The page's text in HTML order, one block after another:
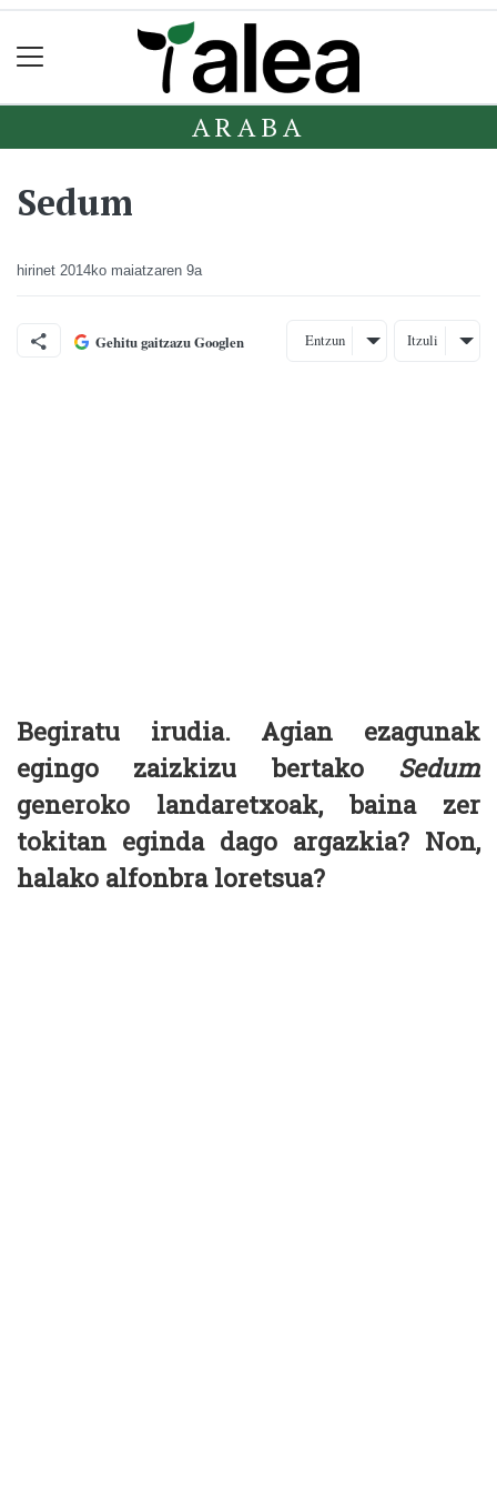
ARABA
Sedum
hirinet 2014ko maiatzaren 9a
Gehitu gaitzazu Googlen Entzun Itzuli
Begiratu irudia. Agian ezagunak
egingo zaizkizu bertako Sedum
generoko landaretxoak, baina zer
tokitan eginda dago argazkia? Non,
halako alfonbra loretsua?